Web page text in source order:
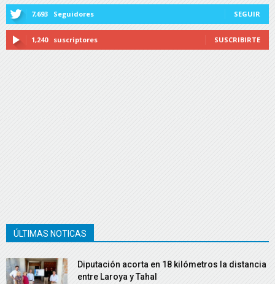
7,693 Seguidores SEGUIR
1,240 suscriptores SUSCRIBIRTE
ÚLTIMAS NOTICAS
Diputación acorta en 18 kilómetros la distancia
entre Laroya y Tahal